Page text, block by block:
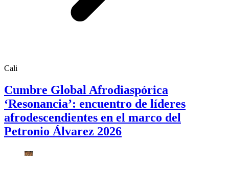
Cali
Cumbre Global Afrodiaspórica
‘Resonancia’: encuentro de líderes
afrodescendientes en el marco del
Petronio Álvarez 2026